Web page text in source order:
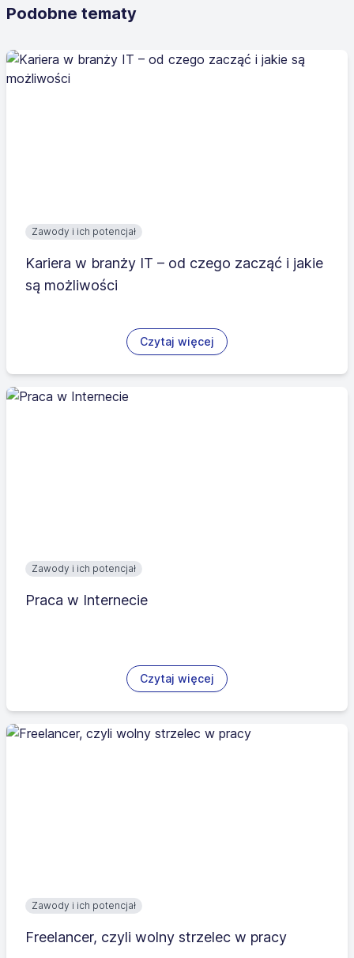
Podobne tematy
Zawody i ich potencjał
Kariera w branży IT – od czego zacząć i jakie
są możliwości
Czytaj więcej
Zawody i ich potencjał
Praca w Internecie
Czytaj więcej
Zawody i ich potencjał
Freelancer, czyli wolny strzelec w pracy